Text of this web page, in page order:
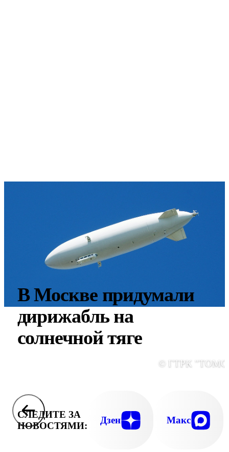
В Москве придумали
дирижабль на
солнечной тяге
© ГТРК
СЛЕДИТЕ ЗА
НОВОСТЯМИ:
Дзен Макс